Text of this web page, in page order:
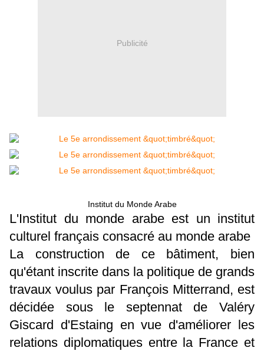
Publicité
Institut du Monde Arabe
L'Institut du monde arabe est un institut
culturel français consacré au monde arabe
La construction de ce bâtiment, bien
qu'étant inscrite dans la politique de grands
travaux voulus par François Mitterrand, est
décidée sous le septennat de Valéry
Giscard d'Estaing en vue d'améliorer les
relations diplomatiques entre la France et